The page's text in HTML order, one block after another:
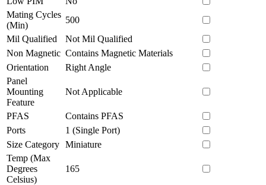
Mating Cycles
(Min)
500
Mil Qualified
Not Mil Qualified
Non Magnetic Contains Magnetic Materials
Orientation
Right Angle
Panel
Mounting
Feature
Not Applicable
PFAS
Contains PFAS
Ports
1 (Single Port)
Size Category Miniature
Temp (Max
Degrees
Celsius)
165